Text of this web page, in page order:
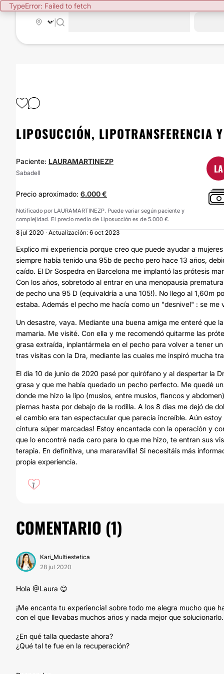
TypeError: Failed to fetch
LIPOSUCCIÓN, LIPOTRANSFERENCIA
Paciente: LAURAMARTINEZP
Sabadell LA
Precio aproximado: 6.000 €
Notificado por LAURAMARTINEZP. Puede variar según paciente y
complejidad. El precio medio de Liposucción es de 5.000 €.
8 jul 2020 · Actualización: 6 oct 2023
Explico mi experiencia porque creo que puede ayudar a
siempre había tenido una 95b de pecho pero hace 13 años,
caído. El Dr Sospedra en Barcelona me implantó las prótesis
Con los años, sobretodo al entrar en una menopausia
de pecho una 95 D (equivaldría a una 105!). No llego al 1,60m
estaba. Además el pecho me hacía como un "desnivel" : se
Un desastre, vaya. Mediante una buena amiga me enteré que
mamaria. Me visité. Con ella y me recomendó quitarme las
grasa extraída, inplantármela en el pecho para volver a tener
tras visitas con la Dra, mediante las cuales me inspiró mucha
El día 10 de junio de 2020 pasé por quirófano y al despertar la
grasa y que me había quedado un pecho perfecto. Me quedé
donde me hizo la lipo (muslos, entre muslos, flancos y
piernas hasta por debajo de la rodilla. A los 8 días me dejó de
el cambio era tan espectacular que parecía increíble. Aún
cintura súper marcadas! Estoy encantada con la operación y
que lo encontré nada caro para lo que me hizo, te entran sus
terapia. En definitiva, una mararavilla! Si necesitáis más
propia experiencia.
7
COMENTARIO (1)
Kari_Multiestetica
28 jul 2020
Hola @Laura 😊
¡Me encanta tu experiencia! sobre todo me alegra mucho que
con el que llevabas muchos años y nada mejor que solucionarlo.
¿En qué talla quedaste ahora?
¿Qué tal te fue en la recuperación?